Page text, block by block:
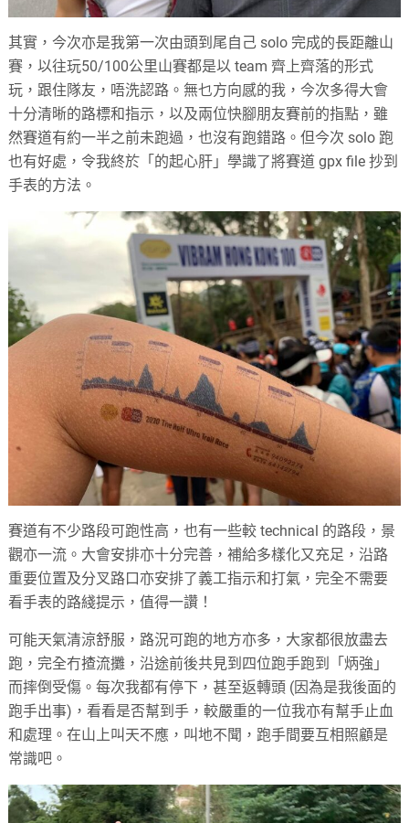
其實，今次亦是我第一次由頭到尾自己 solo 完成的長距離山
賽，以往玩50/100公里山賽都是以 team 齊上齊落的形式
玩，跟住隊友，唔洗認路。無乜方向感的我，今次多得大會
十分清晰的路標和指示，以及兩位快腳朋友賽前的指點，雖
然賽道有約一半之前未跑過，也沒有跑錯路。但今次 solo 跑
也有好處，令我終於「的起心肝」學識了將賽道 gpx file 抄到
手表的方法。
賽道有不少路段可跑性高，也有一些較 technical 的路段，景
觀亦一流。大會安排亦十分完善，補給多樣化又充足，沿路
重要位置及分叉路口亦安排了義工指示和打氣，完全不需要
看手表的路綫提示，值得一讚！
可能天氣清涼舒服，路況可跑的地方亦多，大家都很放盡去
跑，完全冇揸流攤，沿途前後共見到四位跑手跑到「炳強」
而摔倒受傷。每次我都有停下，甚至返轉頭 (因為是我後面的
跑手出事)，看看是否幫到手，較嚴重的一位我亦有幫手止血
和處理。在山上叫天不應，叫地不聞，跑手間要互相照顧是
常識吧。